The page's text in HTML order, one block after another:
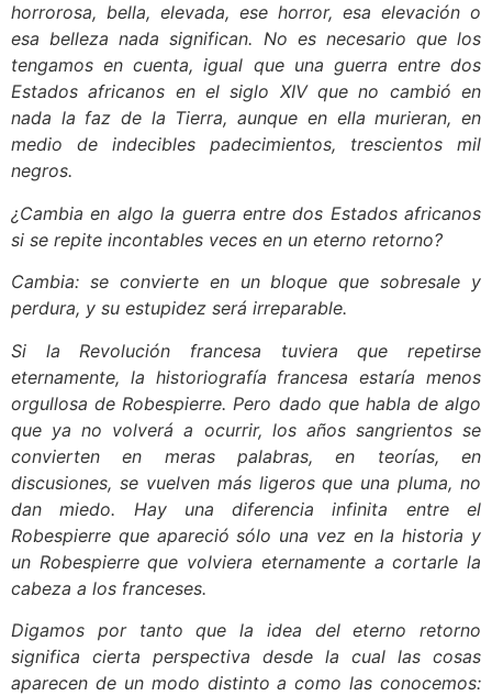
horrorosa, bella, elevada, ese horror, esa elevación o
esa belleza nada significan. No es necesario que los
tengamos en cuenta, igual que una guerra entre dos
Estados africanos en el siglo XIV que no cambió en
nada la faz de la Tierra, aunque en ella murieran, en
medio de indecibles padecimientos, trescientos mil
negros.
¿Cambia en algo la guerra entre dos Estados africanos
si se repite incontables veces en un eterno retorno?
Cambia: se convierte en un bloque que sobresale y
perdura, y su estupidez será irreparable.
Si la Revolución francesa tuviera que repetirse
eternamente, la historiografía francesa estaría menos
orgullosa de Robespierre. Pero dado que habla de algo
que ya no volverá a ocurrir, los años sangrientos se
convierten en meras palabras, en teorías, en
discusiones, se vuelven más ligeros que una pluma, no
dan miedo. Hay una diferencia infinita entre el
Robespierre que apareció sólo una vez en la historia y
un Robespierre que volviera eternamente a cortarle la
cabeza a los franceses.
Digamos por tanto que la idea del eterno retorno
significa cierta perspectiva desde la cual las cosas
aparecen de un modo distinto a como las conocemos: